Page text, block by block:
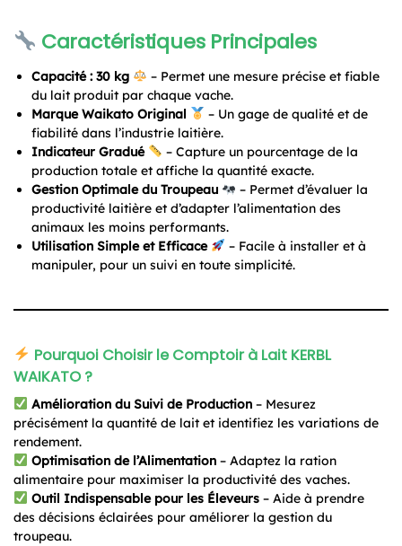
Caractéristiques Principales
Capacité : 30 kg
– Permet une mesure précise et fiable
du lait produit par chaque vache.
Marque Waikato Original
– Un gage de qualité et de
fiabilité dans l’industrie laitière.
Indicateur Gradué
– Capture un pourcentage de la
production totale et affiche la quantité exacte.
Gestion Optimale du Troupeau
– Permet d’évaluer la
productivité laitière et d’adapter l’alimentation des
animaux les moins performants.
Utilisation Simple et Efficace
– Facile à installer et à
manipuler, pour un suivi en toute simplicité.
Pourquoi Choisir le Comptoir à Lait KERBL
WAIKATO ?
Amélioration du Suivi de Production– Mesurez
précisément la quantité de lait et identifiez les variations de
rendement.
Optimisation de l’Alimentation– Adaptez la ration
alimentaire pour maximiser la productivité des vaches.
Outil Indispensable pour les Éleveurs– Aide à prendre
des décisions éclairées pour améliorer la gestion du
troupeau.